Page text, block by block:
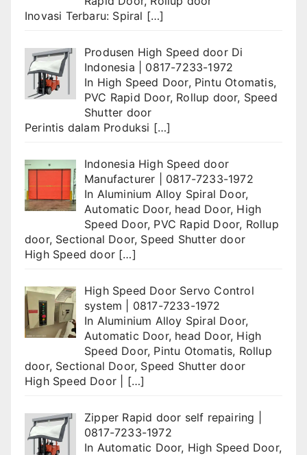
Inovasi Terbaru: Spiral […]
Produsen High Speed door Di
Indonesia | 0817-7233-1972
In High Speed Door, Pintu Otomatis,
PVC Rapid Door, Rollup door, Speed
Shutter door
Perintis dalam Produksi […]
Indonesia High Speed door
Manufacturer | 0817-7233-1972
In Aluminium Alloy Spiral Door,
Automatic Door, head Door, High
Speed Door, PVC Rapid Door, Rollup
door, Sectional Door, Speed Shutter door
High Speed door […]
High Speed Door Servo Control
system | 0817-7233-1972
In Aluminium Alloy Spiral Door,
Automatic Door, head Door, High
Speed Door, Pintu Otomatis, Rollup
door, Sectional Door, Speed Shutter door
High Speed Door |
[…]
Zipper Rapid door self repairing |
0817-7233-1972
In Automatic Door, High Speed Door,